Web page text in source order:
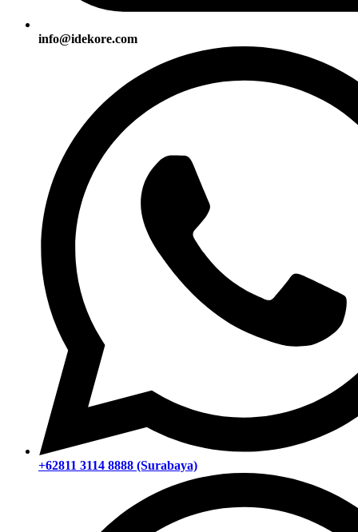
info@idekore.com
+62811 3114 8888 (Surabaya)